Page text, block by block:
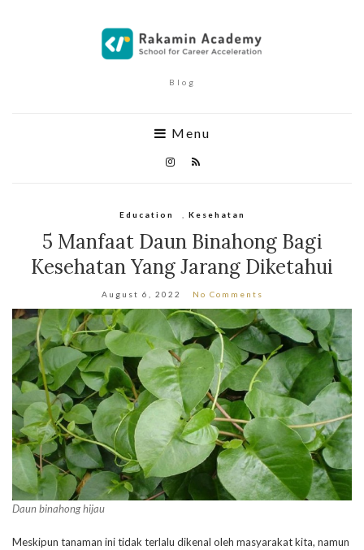
Blog
Menu
Education Kesehatan
5 Manfaat Daun Binahong Bagi
Kesehatan Yang Jarang Diketahui
August 6, 2022 No Comments
Daun binahonghijau
Meskipun tanaman ini tidak terlalu dikenal oleh masyarakat kita, namun